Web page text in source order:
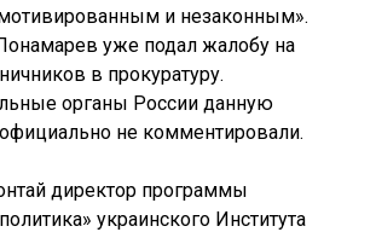
и незаконным».
уже подал жалобу на
в прокуратуру.
органы России данную
не комментировали.
директор программы
украинского Института